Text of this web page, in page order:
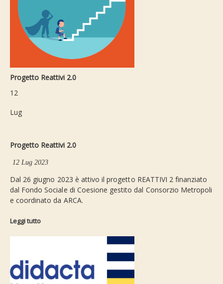
Progetto Reattivi 2.0
12
Lug
Progetto Reattivi 2.0
12 Lug 2023
Dal 26 giugno 2023 è attivo il progetto REATTIVI 2 finanziato
dal Fondo Sociale di Coesione gestito dal Consorzio Metropoli
e coordinato da ARCA.
Leggi tutto